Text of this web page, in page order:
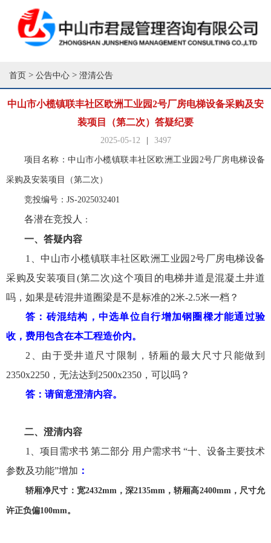
首页 > 公告中心 > 澄清公告
中山市小榄镇联丰社区欧洲工业园2号厂房电梯设备采购及安
装项目（第二次）答疑纪要
2025-05-12 3497
项目名称：中山市小榄镇联丰社区欧洲工业园 2号厂房电梯设备
采购及安装项目（第二次）
竞投编号： JS-2025032401
各潜在竞投人 ：
一、答疑内容
1、中山市小榄镇联丰社区欧洲工业园2号厂房电梯设备
采购及安装项目(第二次)这个项目的电梯井道是混凝土井道
吗，如果是砖混井道圈梁是不是标准的2米-2.5米一档？
答：砖混结构， 中选单位自行增加钢圈樑才能通过验
收，费用包含在本工程造价内。
2、由于受井道尺寸限制，轿厢的最大尺寸只能做到
2350x2250，无法达到2500x2350，可以吗？
答： 请留意澄清内容。
二、 澄清内容
1、项目需求书 第二部分 用户需求书 “十、设备主要技术
参数及功能”增加 ：
轿厢净尺寸：宽2432mm，深2135mm，轿厢高2400mm，尺寸允
许正负偏100mm。